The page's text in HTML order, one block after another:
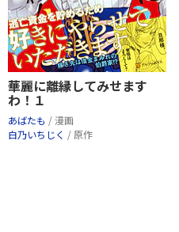
華麗に離縁してみせます
わ！１
あばたも / 漫画
白乃いちじく / 原作